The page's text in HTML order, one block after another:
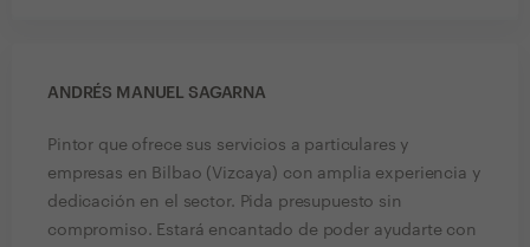
ANDRÉS MANUEL SAGARNA
Pintor que ofrece sus servicios a particulares y
empresas en Bilbao (Vizcaya) con amplia experiencia y
dedicación en el sector. Pida presupuesto sin
compromiso. Estará encantado de poder ayudarte con